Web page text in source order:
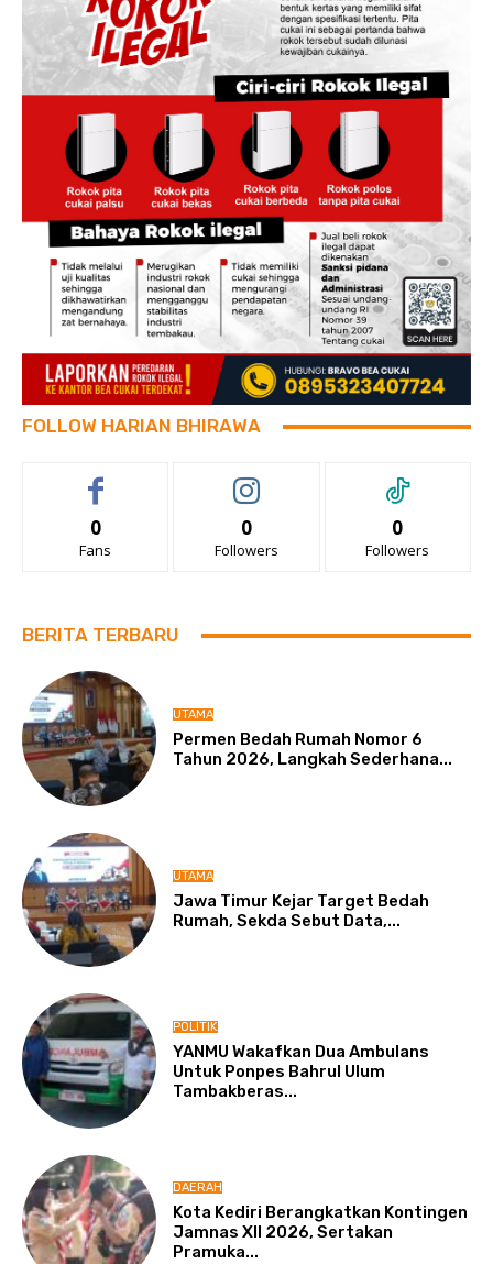
FOLLOW HARIAN BHIRAWA
0
Fans
0
Followers
0
Followers
BERITA TERBARU
UTAMA
Permen Bedah Rumah Nomor 6
Tahun 2026, Langkah Sederhana...
UTAMA
Jawa Timur Kejar Target Bedah
Rumah, Sekda Sebut Data,...
POLITIK
YANMU Wakafkan Dua Ambulans
Untuk Ponpes Bahrul Ulum
Tambakberas...
DAERAH
Kota Kediri Berangkatkan Kontingen
Jamnas XII 2026, Sertakan
Pramuka...